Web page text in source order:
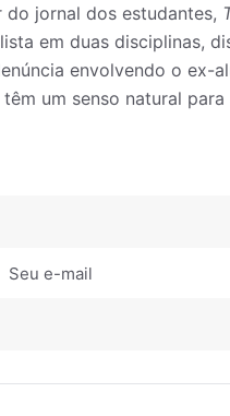
do jornal dos estudantes,
em duas disciplinas,
envolvendo o ex-
um senso natural